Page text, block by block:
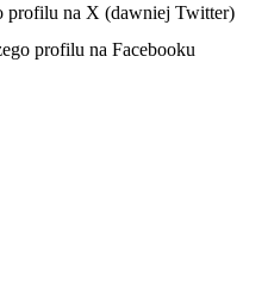
profilu na X (dawniej Twitter)
karcie
profilu na Facebooku